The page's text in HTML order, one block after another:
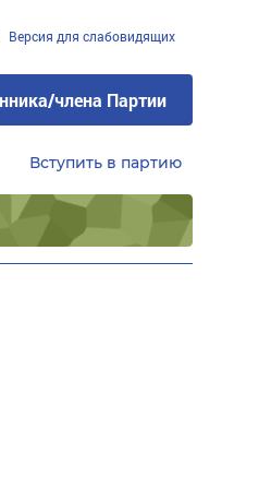
Версия для слабовидящих
члена Партии
Вступить в партию